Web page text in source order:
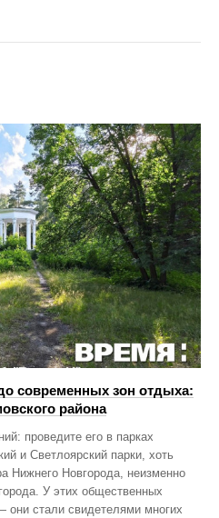
современных зон отдыха:
района
проведите его в парках
и Светлоярский парки, хоть
Нижнего Новгорода, неизменно
У этих общественных
они стали свидетелями многих